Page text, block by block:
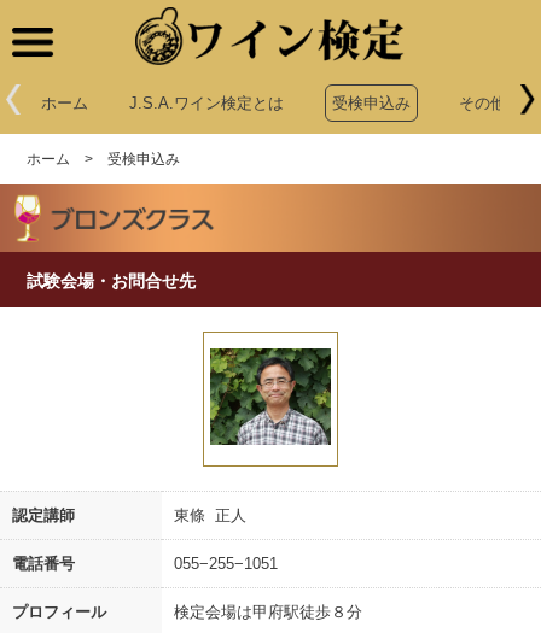
ホーム J.S.A.ワイン検定とは 受検申込み その他申込
ホーム >受検申込み
試験会場・お問合せ先
認定講師 東條 正人
電話番号 055−255−1051
プロフィール 検定会場は甲府駅徒歩８分